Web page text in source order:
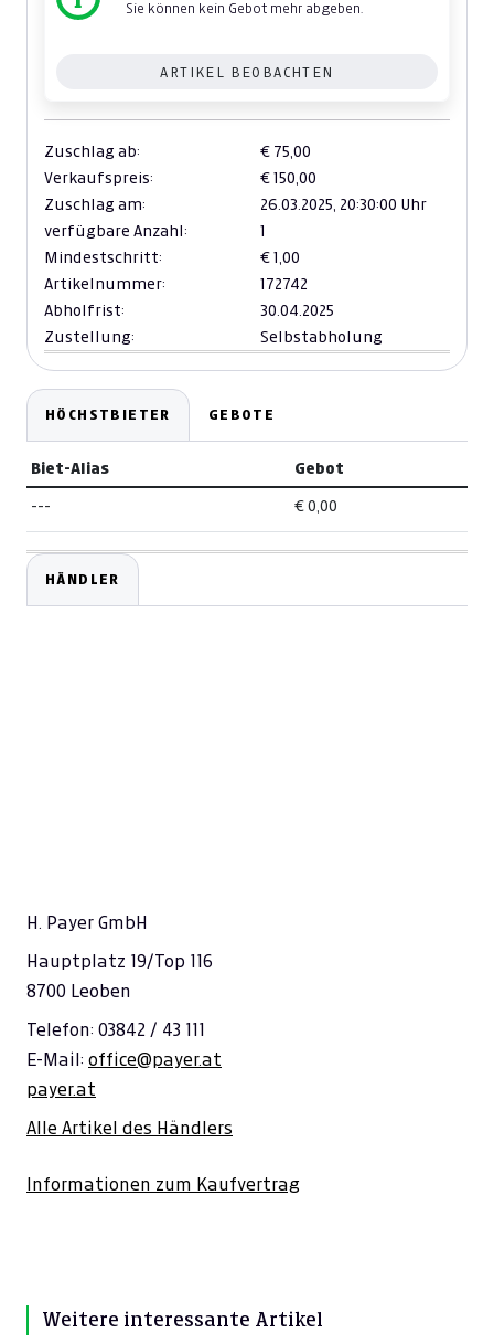
Sie können kein Gebot mehr abgeben.
ARTIKEL BEOBACHTEN
Zuschlag ab:
€ 75,00
Verkaufspreis:
€ 150,00
Zuschlag am:
26.03.2025, 20:30:00 Uhr
verfügbare Anzahl:
1
Mindestschritt:
€ 1,00
Artikelnummer:
172742
Abholfrist:
30.04.2025
Zustellung:
Selbstabholung
HÖCHSTBIETER GEBOTE
Biet-Alias Gebot
--- € 0,00
HÄNDLER
H. Payer GmbH
Hauptplatz 19/Top 116
8700 Leoben
Telefon: 03842 / 43 111
E-Mail: office@payer.at
payer.at
Alle Artikel des Händlers
Informationen zum Kaufvertrag
Weitere interessante Artikel